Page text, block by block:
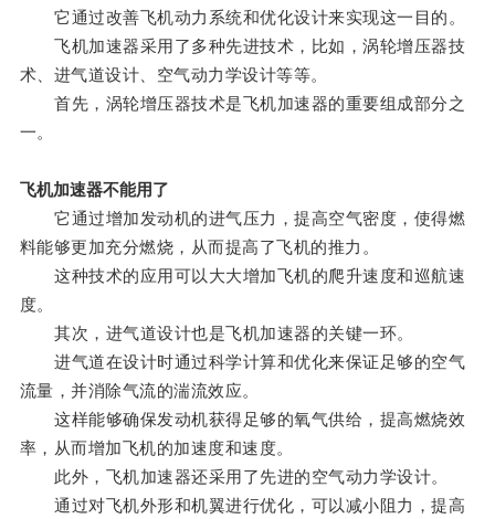
它通过改善飞机动力系统和优化设计来实现这一目的。
飞机加速器采用了多种先进技术，比如，涡轮增压器技
术、进气道设计、空气动力学设计等等。
首先，涡轮增压器技术是飞机加速器的重要组成部分之
一。
飞机加速器不能用了
它通过增加发动机的进气压力，提高空气密度，使得燃
料能够更加充分燃烧，从而提高了飞机的推力。
这种技术的应用可以大大增加飞机的爬升速度和巡航速
度。
其次，进气道设计也是飞机加速器的关键一环。
进气道在设计时通过科学计算和优化来保证足够的空气
流量，并消除气流的湍流效应。
这样能够确保发动机获得足够的氧气供给，提高燃烧效
率，从而增加飞机的加速度和速度。
此外，飞机加速器还采用了先进的空气动力学设计。
通过对飞机外形和机翼进行优化，可以减小阻力，提高